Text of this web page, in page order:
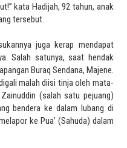
kata Hadijah, 92 tahun, anak
tersebut.
juga kerap mendapat
Salah satunya, saat hendak
Buraq Sendana, Majene.
malah diisi tinja oleh mata-
(salah satu pejuang)
bendera ke dalam lubang di
ke Pua’ (Sahuda) dalam